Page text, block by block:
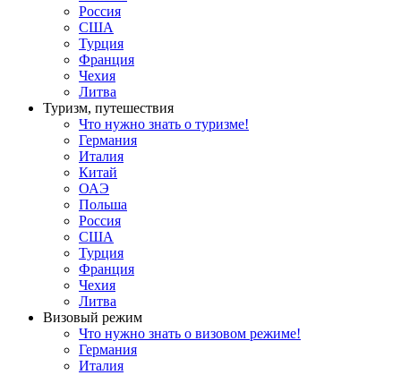
Россия
США
Турция
Франция
Чехия
Литва
Туризм, путешествия
Что нужно знать о туризме!
Германия
Италия
Китай
ОАЭ
Польша
Россия
США
Турция
Франция
Чехия
Литва
Визовый режим
Что нужно знать о визовом режиме!
Германия
Италия